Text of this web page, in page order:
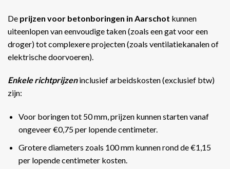
De prijzen voor betonboringen in Aarschot kunnen
uiteenlopen van eenvoudige taken (zoals een gat voor een
droger) tot complexere projecten (zoals ventilatiekanalen of
elektrische doorvoeren).
Enkele richtprijzeninclusief arbeidskosten (exclusief btw)
zijn:
Voor boringen tot 50 mm, prijzen kunnen starten vanaf
ongeveer €0,75 per lopende centimeter.
Grotere diameters zoals 100 mm kunnen rond de €1,15
per lopende centimeter kosten.